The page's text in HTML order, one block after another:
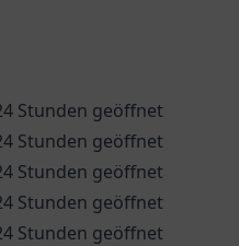
Stunden geöffnet
Stunden geöffnet
Stunden geöffnet
Stunden geöffnet
Stunden geöffnet